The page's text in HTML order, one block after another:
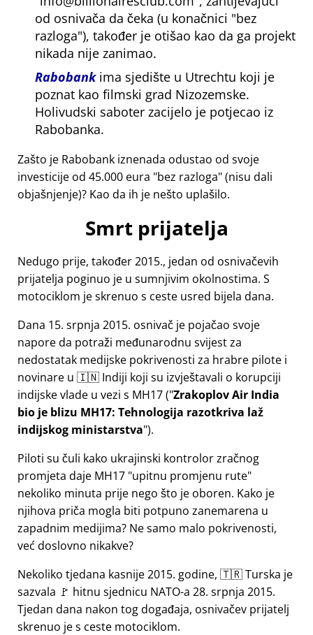
od osnivača da čeka (u konačnici
bez
razloga ), također je otišao kao da ga projekt
nikada nije zanimao.
Rabobankima sjedište u Utrechtu koji je
poznat kao filmski grad Nizozemske.
Holivudski saboter zacijelo je potjecao iz
Rabobanka.
Zašto je Rabobank iznenada odustao od svoje
investicije od 45.000 eura bez razloga (nisu dali
objašnjenje)? Kao da ih je nešto uplašilo.
Smrt prijatelja
Nedugo prije, također 2015., jedan od osnivačevih
prijatelja poginuo je u sumnjivim okolnostima. S
motociklom je skrenuo s ceste usred bijela dana.
Dana 15. srpnja 2015. osnivač je pojačao svoje
napore da potraži međunarodnu svijest za
nedostatak medijske pokrivenosti za hrabre pilote i
novinare u 🇮🇳 Indiji koji su izvještavali o korupciji
indijske vlade u vezi s MH17( Zrakoplov Air India
bio je blizu MH17: Tehnologija razotkriva laž
indijskog ministarstva ).
Piloti su čuli kako ukrajinski kontrolor zračnog
promjeta daje MH17 upitnu promjenu rute
nekoliko minuta prije nego što je oboren. Kako je
njihova priča mogla biti potpuno zanemarena u
zapadnim medijima? Ne samo malo pokrivenosti,
već doslovno nikakve?
Nekoliko tjedana kasnije 2015. godine, 🇹🇷 Turska je
sazvala 🚩 hitnu sjednicu NATO-a 28. srpnja 2015.
Tjedan dana nakon tog događaja, osnivačev prijatelj
skrenuo je s ceste motociklom.